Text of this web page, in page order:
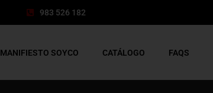
983 526 182
MANIFIESTO SOYCO CATÁLOGO FAQS